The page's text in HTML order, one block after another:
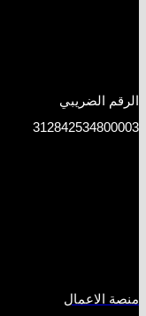
الرقم الضريبي
312842534800003
منصة الاعمال